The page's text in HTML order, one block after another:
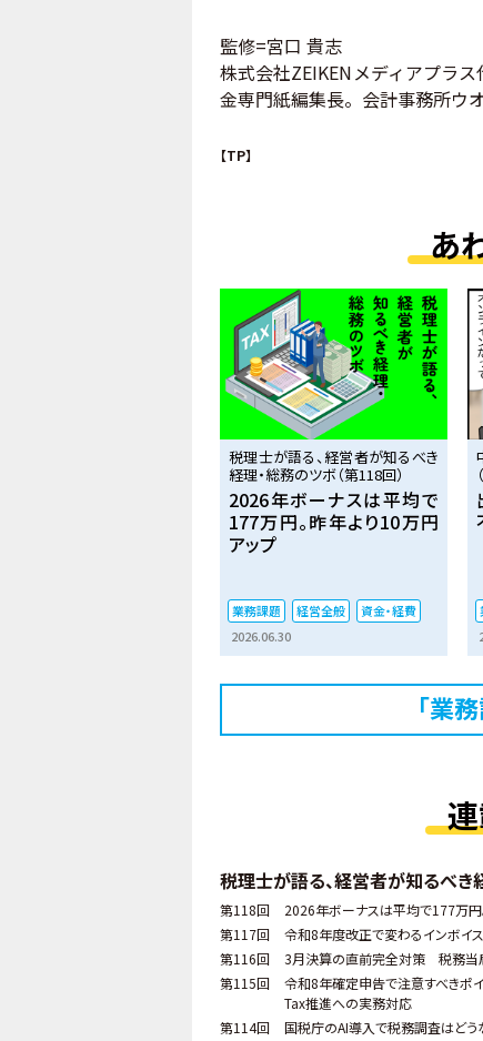
監修=宮口 貴志
株式会社ZEIKENメディアプラ
金専門紙編集長。会計事務所ウ
【TP】
あ
税理士が語る、経営者が知るべき
経理・総務のツボ（第118回）
2026年ボーナスは平均で
177万円。昨年より10万円
アップ
業務課題 経営全般
資金・経費
2026.06.30
「業
税理士が語る、経営者が知るべき
第118回 2026年ボーナスは平均で177万円
第117回
令和8年度改正で変わるインボイ
第116回
3月決算の直前完全対策 税務当
第115回
令和8年確定申告で注意すべきポ
Tax推進への実務対応
第114回 国税庁のAI導入で税務調査はどう